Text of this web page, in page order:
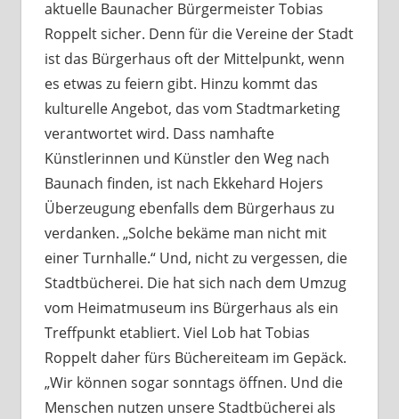
aktuelle Baunacher Bürgermeister Tobias
Roppelt sicher. Denn für die Vereine der Stadt
ist das Bürgerhaus oft der Mittelpunkt, wenn
es etwas zu feiern gibt. Hinzu kommt das
kulturelle Angebot, das vom Stadtmarketing
verantwortet wird. Dass namhafte
Künstlerinnen und Künstler den Weg nach
Baunach finden, ist nach Ekkehard Hojers
Überzeugung ebenfalls dem Bürgerhaus zu
verdanken. „Solche bekäme man nicht mit
einer Turnhalle.“ Und, nicht zu vergessen, die
Stadtbücherei. Die hat sich nach dem Umzug
vom Heimatmuseum ins Bürgerhaus als ein
Treffpunkt etabliert. Viel Lob hat Tobias
Roppelt daher fürs Büchereiteam im Gepäck.
„Wir können sogar sonntags öffnen. Und die
Menschen nutzen unsere Stadtbücherei als